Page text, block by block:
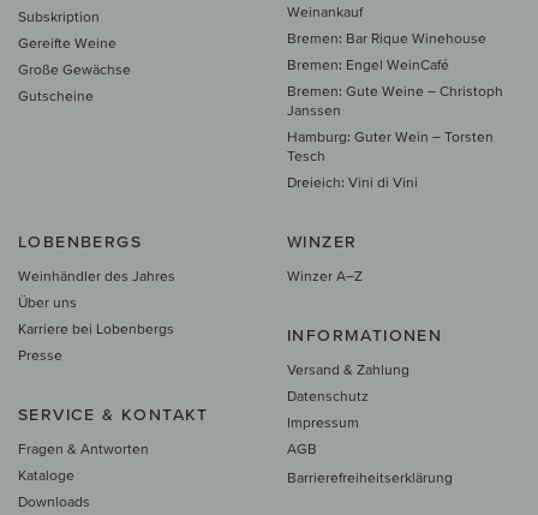
Subskription
Gereifte Weine
Große Gewächse
Gutscheine
Weinankauf
Bremen: Bar Rique Winehouse
Bremen: Engel WeinCafé
Bremen: Gute Weine – Christoph
Janssen
Hamburg: Guter Wein – Torsten
Tesch
Dreieich: Vini di Vini
LOBENBERGS
Weinhändler des Jahres
Über uns
Karriere bei Lobenbergs
Presse
SERVICE & KONTAKT
Fragen & Antworten
Kataloge
Downloads
WINZER
Winzer A–Z
INFORMATIONEN
Versand & Zahlung
Datenschutz
Impressum
AGB
Barrierefreiheitserklärung